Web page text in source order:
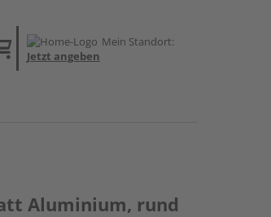
Mein Standort:
Jetzt angeben
Aluminium, rund